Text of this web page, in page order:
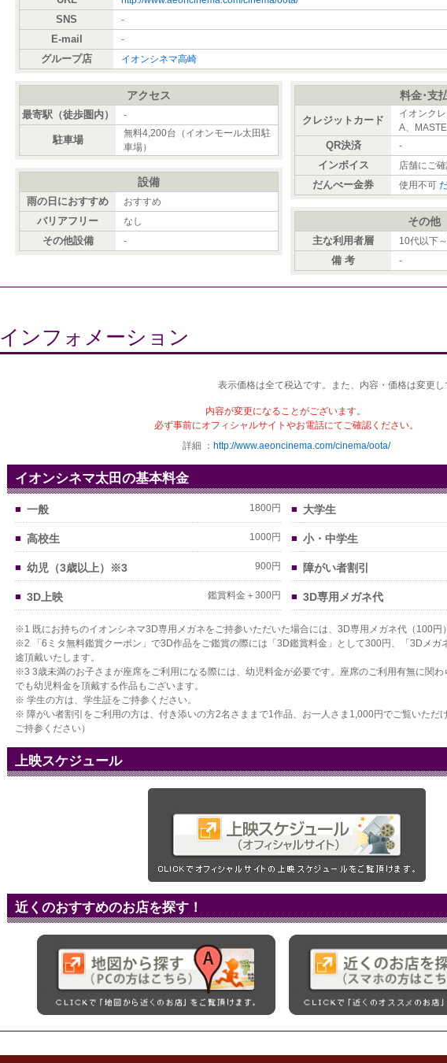
SNS -
E-mail -
グループ店 イオンシネマ高崎
アクセス
最寄駅（徒歩圏内） -
駐車場
無料4,200台（イオンモール太田駐
車場）
設備
雨の日におすすめ おすすめ
バリアフリー なし
その他設備 -
料金･支
クレジットカード
イオンク
A、
QR決済 -
インボイス 店舗にご
だんべー金券 使用不可
その他
主な利用者層 10代以下
備 考 -
インフォメーション
表示価格は全て税込です。また、内容・価格は変更し
内容が変更になることがございます。
必ず事前にオフィシャルサイトやお電話にてご確認ください。
詳細 ： http://www.aeoncinema.com/cinema/oota/
イオンシネマ太田の基本料金
■ 一般 1800円 ■ 大学生
■ 高校生 1000円 ■ 小・中学生
■ 幼児（3歳以上）※3 900円 ■ 障がい者割引
■ 3D上映 鑑賞料金＋300円 ■ 3D専用メガネ代
※1 既にお持ちのイオンシネマ3D専用メガネをご持参いただいた場合には、3D専用メガネ代（100円
※2 「6ミタ無料鑑賞クーポン」で3D作品をご鑑賞の際には「3D鑑賞料金」として300円、「3Dメガ
途頂戴いたします。
※3 3歳未満のお子さまが座席をご利用になる際には、幼児料金が必要です。座席のご利用有無に関わ
でも幼児料金を頂戴する作品もございます。
※ 学生の方は、学生証をご持参ください。
※ 障がい者割引をご利用の方は、付き添いの方2名さままで1作品、お一人さま1,000円でご覧いただ
ご持参ください）
上映スケジュール
近くのおすすめのお店を探す！